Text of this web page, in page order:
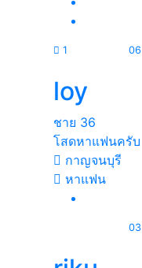
1
loy
ชาย 36
โสดหาแฟนครับ
กาญจนบุรี
หาแฟน